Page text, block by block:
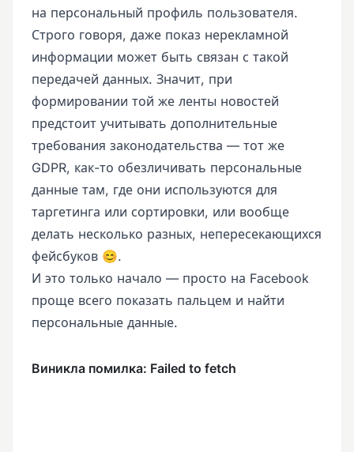
на персональный профиль пользователя.
Строго говоря, даже показ нерекламной
информации может быть связан с такой
передачей данных. Значит, при
формировании той же ленты новостей
предстоит учитывать дополнительные
требования законодательства — тот же
GDPR, как-то обезличивать персональные
данные там, где они используются для
таргетинга или сортировки, или вообще
делать несколько разных, непересекающихся
фейсбуков 😊.
И это только начало — просто на Facebook
проще всего показать пальцем и найти
персональные данные.